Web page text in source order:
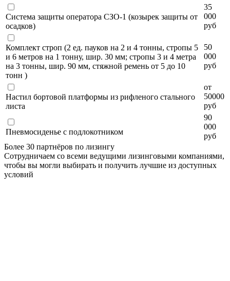
Система защиты оператора СЗО-1 (козырек защиты от
осадков)
35
000
руб
Комплект строп (2 ед. пауков на 2 и 4 тонны, стропы 5
и 6 метров на 1 тонну, шир. 30 мм; стропы 3 и 4 метра
на 3 тонны, шир. 90 мм, стяжной ремень от 5 до 10
тонн )
50
000
руб
Настил бортовой платформы из рифленого стального
листа
от
50000
руб
Пневмосиденье с подлокотником
90
000
руб
Более 30 партнёров по лизингу
Сотрудничаем со всеми ведущими лизинговыми компаниями,
чтобы вы могли выбирать и получить лучшие из доступных
условий